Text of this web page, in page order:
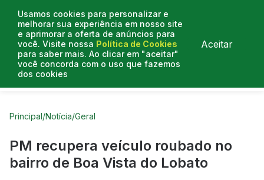
Usamos cookies para personalizar e
melhorar sua experiência em nosso site
e aprimorar a oferta de anúncios para
você. Visite nossa Política de Cookies
para saber mais. Ao clicar em "aceitar"
você concorda com o uso que fazemos
dos cookies
Aceitar
Curtas do Poder
Principal/Notícia/Geral
PM recupera veículo roubado no
bairro de Boa Vista do Lobato